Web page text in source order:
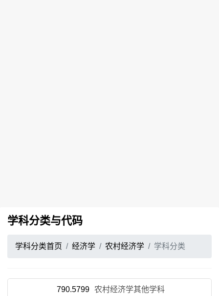
学科分类与代码
学科分类首页 经济学 农村经济学 学科分类
790.5799 农村经济学其他学科